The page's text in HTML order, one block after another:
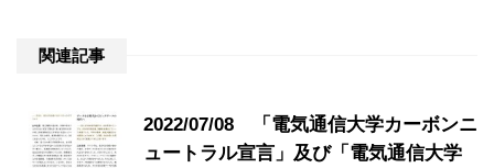
関連記事
2022/07/08 「電気通信大学カーボンニ
ュートラル宣言」及び「電気通信大学